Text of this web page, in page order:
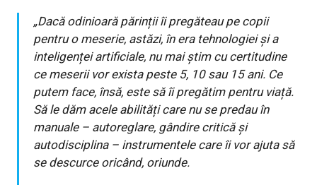
„Dacă odinioară părinții îi pregăteau pe copii
pentru o meserie, astăzi, în era tehnologiei și a
inteligenței artificiale, nu mai știm cu certitudine
ce meserii vor exista peste 5, 10 sau 15 ani. Ce
putem face, însă, este să îi pregătim pentru viață.
Să le dăm acele abilități care nu se predau în
manuale – autoreglare, gândire critică și
autodisciplina – instrumentele care îi vor ajuta să
se descurce oricând, oriunde.